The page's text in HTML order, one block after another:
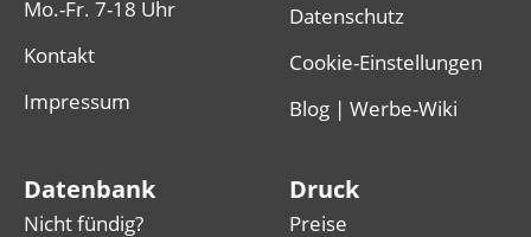
Mo.-Fr. 7-18 Uhr
Kontakt
Impressum
Datenschutz
Cookie-Einstellungen
Blog | Werbe-Wiki
Datenbank
Nicht fündig?
Druck
Preise